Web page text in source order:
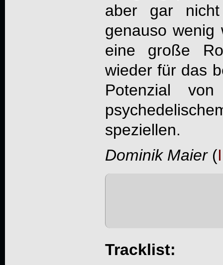
aber gar
genauso wenig
eine große
wieder für das
Potenzial
speziellen.
Dominik Maier(
Tracklist: